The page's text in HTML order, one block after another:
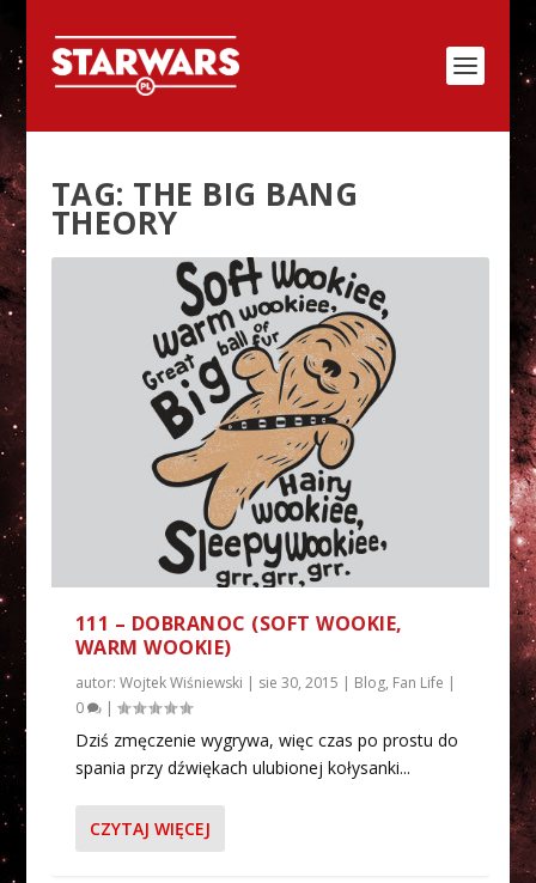
TAG: THE BIG BANG
THEORY
111 – DOBRANOC (SOFT WOOKIE,
WARM WOOKIE)
autor: Wojtek Wiśniewski | sie 30, 2015 | Blog, Fan Life |
0
|
Dziś zmęczenie wygrywa, więc czas po prostu do
spania przy dźwiękach ulubionej kołysanki...
CZYTAJ WIĘCEJ